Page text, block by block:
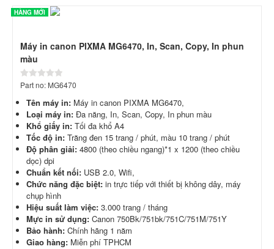
HÀNG MỚI
Máy in canon PIXMA MG6470, In, Scan, Copy, In phun
màu
Part no: MG6470
Tên máy in: Máy in canon PIXMA MG6470,
Loại máy in: Đa năng, In, Scan, Copy, In phun màu
Khổ giấy in: Tối đa khổ A4
Tốc độ in: Trăng đen 15 trang / phút, màu 10 trang / phút
Độ phân giải: 4800 (theo chiều ngang)*1 x 1200 (theo chiều
dọc) dpi
Chuẩn kết nối: USB 2.0, Wifi,
Chức năng đặc biệt: in trực tiếp với thiết bị không dây, máy
chụp hình
Hiệu suất làm việc: 3.000 trang / tháng
Mực in sử dụng: Canon 750Bk/751bk/751C/751M/751Y
Bảo hành: Chính hãng 1 năm
Giao hàng: Miễn phí TPHCM